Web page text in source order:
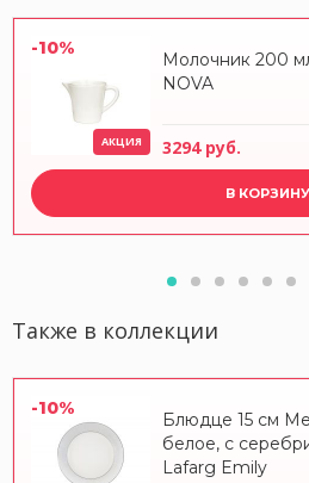
-10%
АКЦИЯ
Молочник 200
NOVA
3294 руб.
В КОРЗИНУ
Также в коллекции
-10%
Блюдце 15 см
белое, с
Lafarg Emily